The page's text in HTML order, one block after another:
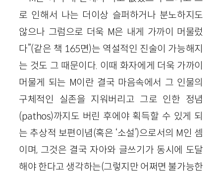
로 인해서 나는 더이상 슬퍼하거나 분노하지도
않으나 그럼으로 더욱 M은 내게 가까이 머물렀
다”(같은 책 165면)는 역설적인 진술이 가능해지
는 것도 그 때문이다. 이때 화자에게 더욱 가까이
머물게 되는 M이란 결국 마음속에서 그 인물의
구체적인 실존을 지워버리고 그로 인한 정념
(pathos)까지도 버린 후에야 획득할 수 있게 되
는 추상적 보편이념(혹은 ‘소설’)으로서의 M인 셈
이며, 그것은 결국 자아와 글쓰기가 동시에 도달
해야 한다고 생각하는(그렇지만 어쩌면 불가능한